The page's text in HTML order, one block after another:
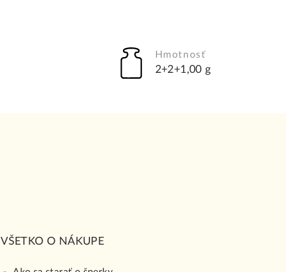
Hmotnosť
2+2+1,00 g
VŠETKO O NÁKUPE